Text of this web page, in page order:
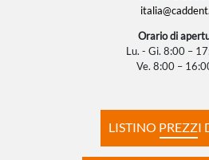
Orario di
Lu. - Gi. 8:00 –
Ve. 8:00 –
LISTINO PREZZI